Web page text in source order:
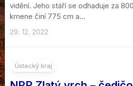
vidění. Jeho stáří se odhaduje za
kmene činí 775 cm a...
29. 12. 2022
Ústecký kraj